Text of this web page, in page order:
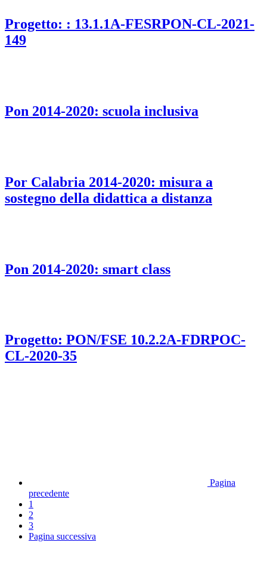
Progetto: : 13.1.1A-FESRPON-CL-2021-
149
Pon 2014-2020: scuola inclusiva
Por Calabria 2014-2020: misura a
sostegno della didattica a distanza
Pon 2014-2020: smart class
Progetto: PON/FSE 10.2.2A-FDRPOC-
CL-2020-35
Pagina
precedente
1
2
3
Pagina successiva